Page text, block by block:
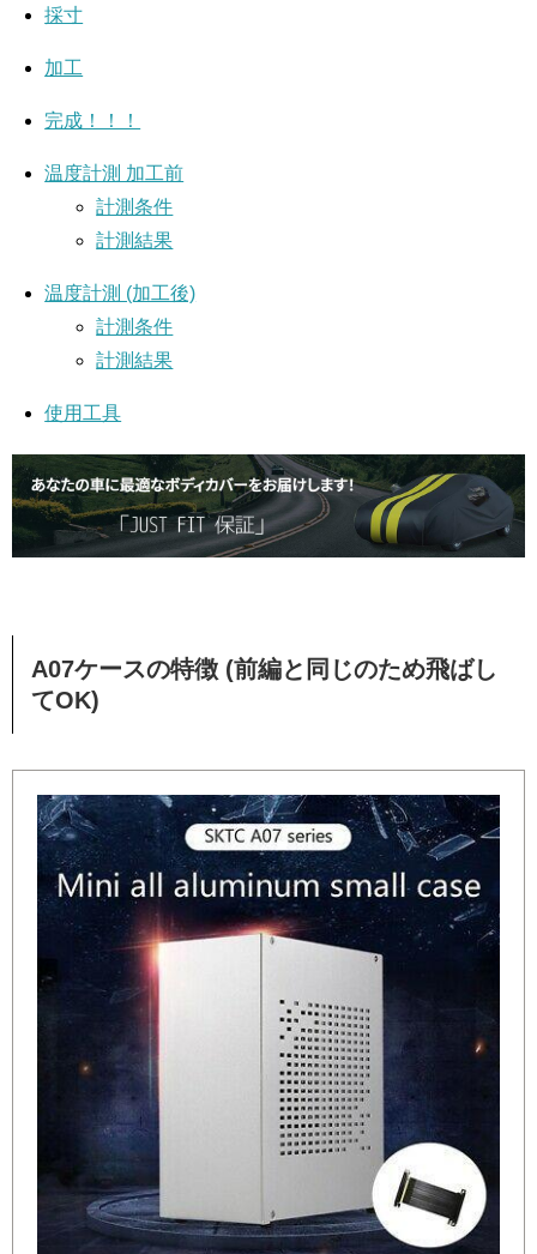
採寸
加工
完成！！！
温度計測 加工前
計測条件
計測結果
温度計測 (加工後)
計測条件
計測結果
使用工具
A07ケースの特徴 (前編と同じのため飛ばし
てOK)